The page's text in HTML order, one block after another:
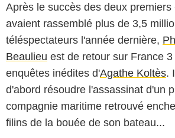
Après le succès des deux premiers
avaient rassemblé plus de 3,5
téléspectateurs l'année dernière,
Beaulieu est de retour sur France
enquêtes inédites d'Agathe Koltès.
d'abord résoudre l'assassinat d'un
compagnie maritime retrouvé
filins de la bouée de son bateau...